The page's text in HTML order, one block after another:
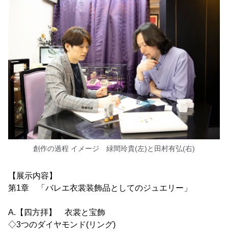
創作の過程 イメージ 緑間玲貴(左)と田村有弘(右)
【展示内容】
第1章 「バレエ衣裳装飾品としてのジュエリー」
A.【四方拝】 衣裳と宝飾
◇3つのダイヤモンド(リング)